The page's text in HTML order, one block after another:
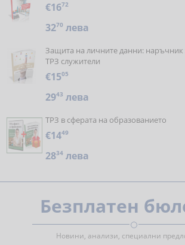
€1672
3270 лева
Защита на личните данни: наръчник
ТРЗ служители
€1505
2943 лева
ТРЗ в сферата на образованието
€1449
2834 лева
Безплатен
Новини, анализи, специални